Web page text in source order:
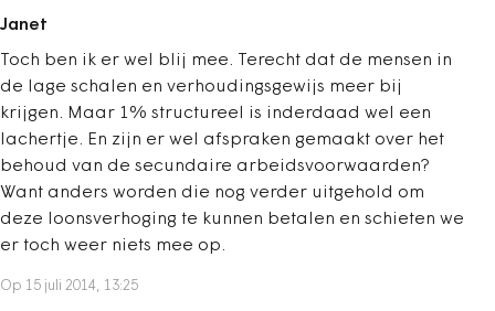
Janet
Toch ben ik er wel blij mee. Terecht dat de mensen in
de lage schalen en verhoudingsgewijs meer bij
krijgen. Maar 1% structureel is inderdaad wel een
lachertje. En zijn er wel afspraken gemaakt over het
behoud van de secundaire arbeidsvoorwaarden?
Want anders worden die nog verder uitgehold om
deze loonsverhoging te kunnen betalen en schieten we
er toch weer niets mee op.
Op 15 juli 2014, 13:25